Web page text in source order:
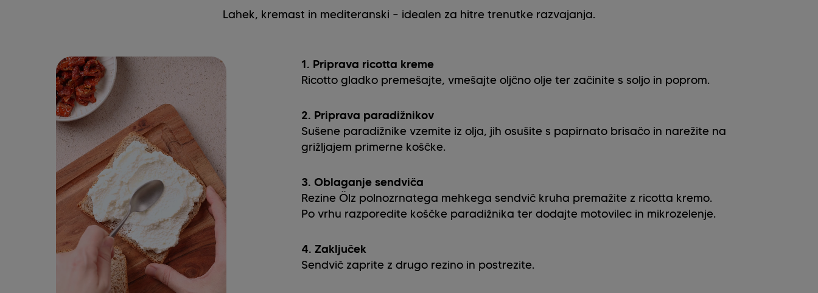
Lahek, kremast in mediteranski – idealen za hitre trenutke razvajanja.
1. Priprava ricotta kreme
Ricotto gladko premešajte, vmešajte oljčno olje ter začinite s soljo in poprom.
2. Priprava paradižnikov
Sušene paradižnike vzemite iz olja, jih osušite s papirnato brisačo in narežite na
grižljajem primerne koščke.
3. Oblaganje sendviča
Rezine Ölz polnozrnatega mehkega sendvič kruha premažite z ricotta kremo.
Po vrhu razporedite koščke paradižnika ter dodajte motovilec in mikrozelenje.
4. Zaključek
Sendvič zaprite z drugo rezino in postrezite.